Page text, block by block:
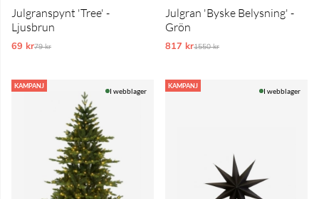
Julgranspynt 'Tree' -
Ljusbrun
69 krOrdinarie pris:
79 kr
Julgran 'Byske Belysning' -
Grön
817 krOrdinarie pris:
1550 kr
KAMPANJ
I webblager
KAMPANJ
I webblager